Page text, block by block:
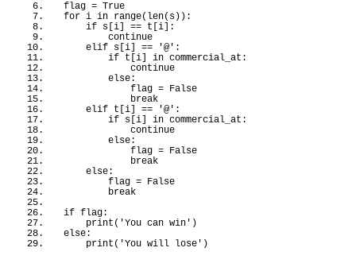
flag = True
for i in range( len( s )) :
if s i == t i
:
        continue
    elif s
i == '@' :
if t i in commercial_at:
            continue
else:
            flag =
False
            break
    elif t
i == '@' :
if s i in commercial_at:
            continue
else:
            flag =
False
            break
else:
        flag =
False
        break
if flag:
print ( 'You can win' )
else:
print ( 'You will lose' )